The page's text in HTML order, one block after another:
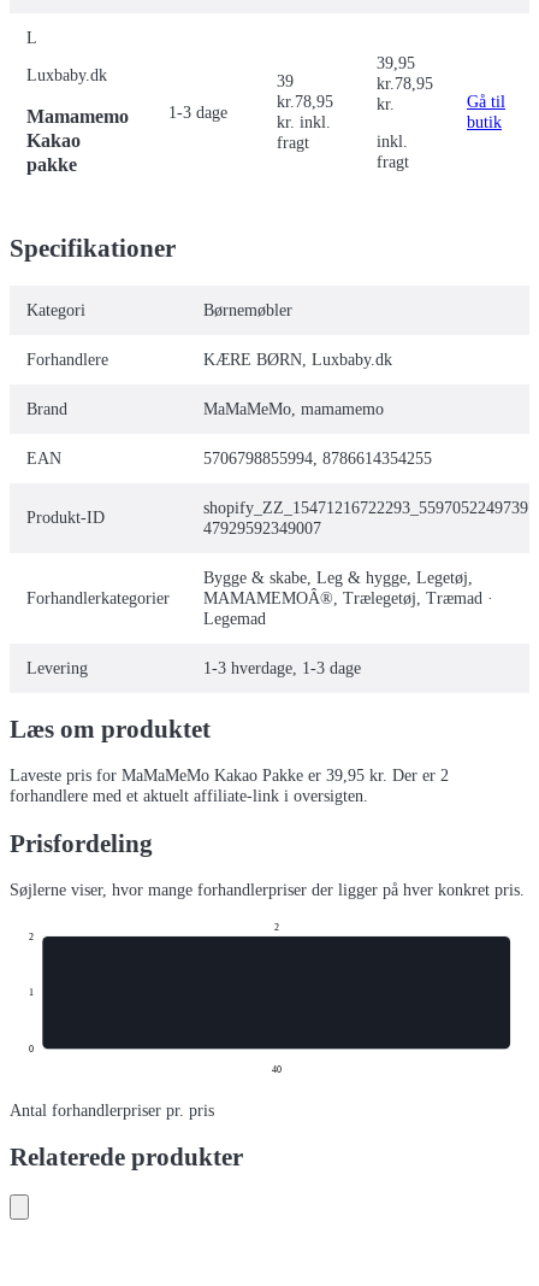
L
Luxbaby.dk
Mamamemo
Kakao
pakke
1-3 dage
39
kr. 78,95
kr. inkl.
fragt
39,95
kr. 78,95
kr.
inkl.
fragt
Gå til
butik
Specifikationer
Kategori Børnemøbler
Forhandlere KÆRE BØRN, Luxbaby.dk
Brand MaMaMeMo, mamamemo
EAN 5706798855994, 8786614354255
Produkt-ID
47929592349007
Forhandlerkategorier
Bygge & skabe, Leg & hygge, Legetøj,
MAMAMEMOÂ®, Trælegetøj, Træmad ·
Legemad
Levering 1-3 hverdage, 1-3 dage
Læs om produktet
Laveste pris for MaMaMeMo Kakao Pakke er 39,95 kr. Der er 2
forhandlere med et aktuelt affiliate-link i oversigten.
Prisfordeling
Søjlerne viser, hvor mange forhandlerpriser der ligger på hver konkret pris.
0
1
2
2
40
Antal forhandlerpriser pr. pris
Relaterede produkter